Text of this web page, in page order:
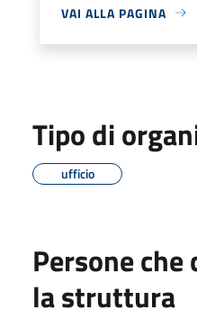
VAI ALLA PAGINA
Tipo di
ufficio
Persone
la struttura